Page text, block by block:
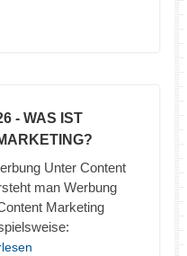
- WAS IST
Unter Content
man Werbung
Marketing